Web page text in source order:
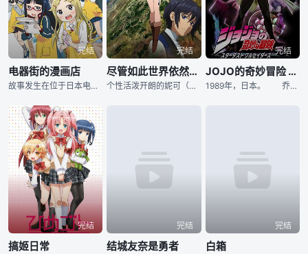
完结
电器街的漫画店
故事发生在位于日本电器街的一间名为“BOOKS马之骨”的书店里，海雄（逢坂良太 配音）和小日（高森奈津美 配音）是其中的店员，海雄负责为顾客量身挑选适合他们的漫画和游戏，而小日却对这一切知之甚微。
完结
尽管如此世界依然美丽
个性活泼开朗的妮可（前田玲奈 配音）是雨之国的公主，身为家中最年幼的孩子，她却拥有着不输于任何人的好胜性格。在和姐姐们的游戏之中，妮可成为了输家，因此被迫嫁给了太阳王里维斯（岛崎信长 配音）。
完结
JOJO的奇妙冒险 星尘斗士
1989年，日本。 乔纳森·乔斯达与DIO决战后的一百年，DIO复活了。同时，乔瑟夫的孙子，空条承太郎发现自己有幽波纹（替身）能力，DIO的复活影响了没有替身抵抗能力的母亲，陷入病危情况；为了拯
完结
搞姬日常
完结
结城友奈是勇者
完结
白箱